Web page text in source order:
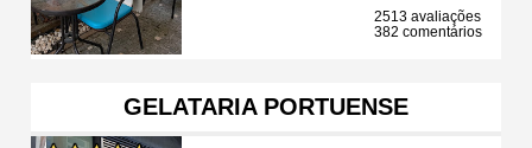
2513 avaliações
382 comentários
GELATARIA PORTUENSE